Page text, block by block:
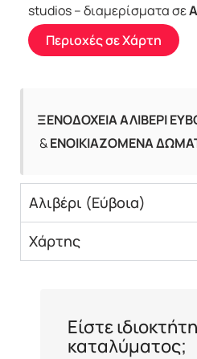
studios – διαμερίσματα σε
Περιοχές σε Χάρτη
ΞΕΝΟΔΟΧΕΙΑ ΑΛΙΒΕΡΙ
&ΕΝΟΙΚΙΑΖΟΜΕΝΑ
Αλιβέρι (Εύβοια)
Χάρτης
Είστε
καταλύματος;